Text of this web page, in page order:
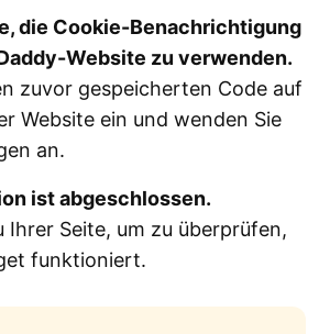
die Cookie-Benachrichtigung
Website zu verwenden.
zuvor gespeicherten Code auf
Website ein und wenden Sie
an.
ist abgeschlossen.
Ihrer Seite, um zu überprüfen,
funktioniert.